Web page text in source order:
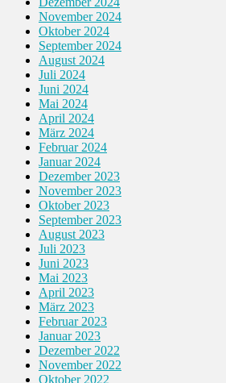
November 2024
Oktober 2024
September 2024
August 2024
Juli 2024
Juni 2024
Mai 2024
April 2024
März 2024
Februar 2024
Januar 2024
Dezember 2023
November 2023
Oktober 2023
September 2023
August 2023
Juli 2023
Juni 2023
Mai 2023
April 2023
März 2023
Februar 2023
Januar 2023
Dezember 2022
November 2022
Oktober 2022